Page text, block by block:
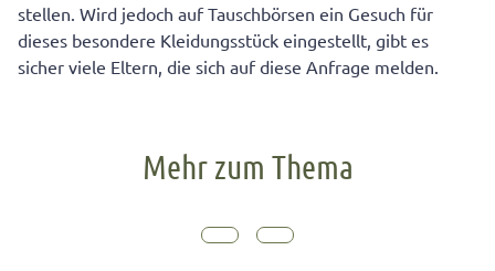
stellen. Wird jedoch auf Tauschbörsen ein Gesuch für
dieses besondere Kleidungsstück eingestellt, gibt es
sicher viele Eltern, die sich auf diese Anfrage melden.
Mehr zum Thema